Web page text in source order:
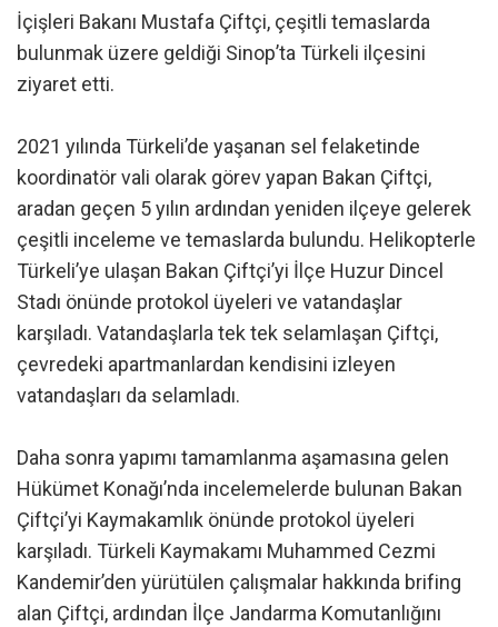
İçişleri Bakanı Mustafa Çiftçi, çeşitli temaslarda
bulunmak üzere geldiği Sinop’ta Türkeli ilçesini
ziyaret etti.
2021 yılında Türkeli’de yaşanan sel felaketinde
koordinatör vali olarak görev yapan Bakan Çiftçi,
aradan geçen 5 yılın ardından yeniden ilçeye gelerek
çeşitli inceleme ve temaslarda bulundu. Helikopterle
Türkeli’ye ulaşan Bakan Çiftçi’yi İlçe Huzur Dincel
Stadı önünde protokol üyeleri ve vatandaşlar
karşıladı. Vatandaşlarla tek tek selamlaşan Çiftçi,
çevredeki apartmanlardan kendisini izleyen
vatandaşları da selamladı.
Daha sonra yapımı tamamlanma aşamasına gelen
Hükümet Konağı’nda incelemelerde bulunan Bakan
Çiftçi’yi Kaymakamlık önünde protokol üyeleri
karşıladı. Türkeli Kaymakamı Muhammed Cezmi
Kandemir’den yürütülen çalışmalar hakkında brifing
alan Çiftçi, ardından İlçe Jandarma Komutanlığını